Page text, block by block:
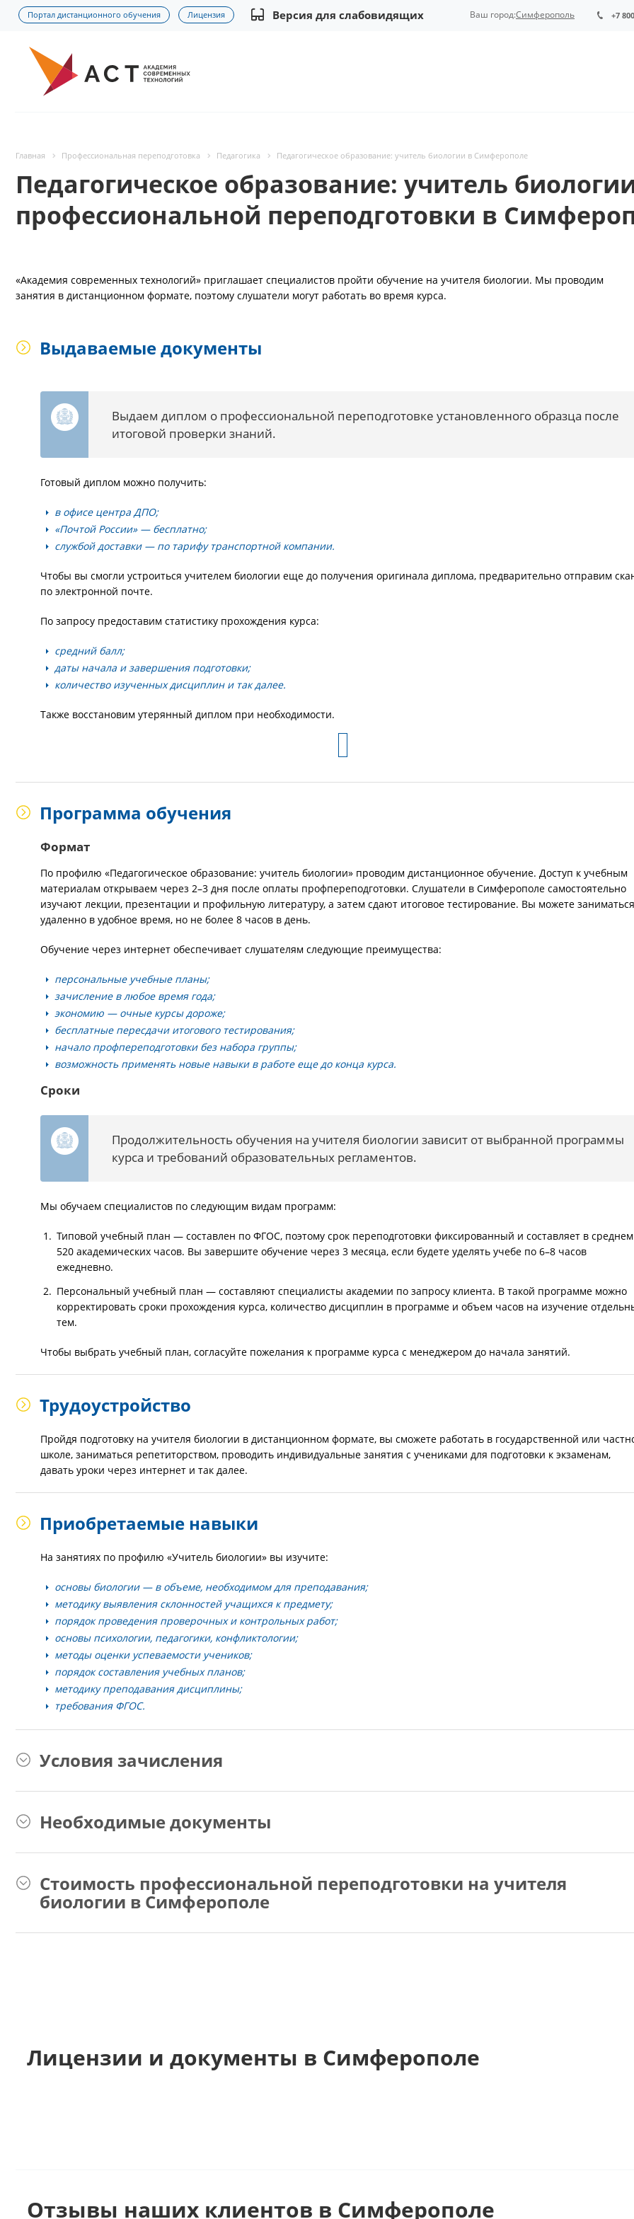
Портал дистанционного обучения Лицензия Версия для слабовидящих +7
Ваш город:Симферополь
Главная Профессиональная переподготовка Педагогика Педагогическое образование: учитель биологии в Симферополе
Педагогическое образование: учитель
профессиональной переподготовки в
«Академия современных технологий» приглашает специалистов пройти обучение на учителя биологии. Мы проводим
занятия в дистанционном формате, поэтому слушатели могут работать во время курса.
Выдаваемые документы
Выдаем диплом о профессиональной переподготовке установленного образца после
итоговой проверки знаний.
Готовый диплом можно получить:
в офисе центра ДПО;
«Почтой России» — бесплатно;
службой доставки — по тарифу транспортной компании.
Чтобы вы смогли устроиться учителем биологии еще до получения оригинала диплома, предварительно отправим
по электронной почте.
По запросу предоставим статистику прохождения курса:
средний балл;
даты начала и завершения подготовки;
количество изученных дисциплин и так далее.
Также восстановим утерянный диплом при необходимости.
Программа обучения
Формат
По профилю «Педагогическое образование: учитель биологии» проводим дистанционное обучение. Доступ к учебным
материалам открываем через 2–3 дня после оплаты профпереподготовки. Слушатели в Симферополе самостоятельно
изучают лекции, презентации и профильную литературу, а затем сдают итоговое тестирование. Вы можете заниматься
удаленно в удобное время, но не более 8 часов в день.
Обучение через интернет обеспечивает слушателям следующие преимущества:
персональные учебные планы;
зачисление в любое время года;
экономию — очные курсы дороже;
бесплатные пересдачи итогового тестирования;
начало профпереподготовки без набора группы;
возможность применять новые навыки в работе еще до конца курса.
Сроки
Продолжительность обучения на учителя биологии зависит от выбранной программы
курса и требований образовательных регламентов.
Мы обучаем специалистов по следующим видам программ:
Типовой учебный план — составлен по ФГОС, поэтому срок переподготовки фиксированный и составляет в среднем
520 академических часов. Вы завершите обучение через 3 месяца, если будете уделять учебе по 6–8 часов
ежедневно.
Персональный учебный план — составляют специалисты академии по запросу клиента. В такой программе можно
корректировать сроки прохождения курса, количество дисциплин в программе и объем часов на изучение
тем.
Чтобы выбрать учебный план, согласуйте пожелания к программе курса с менеджером до начала занятий.
Трудоустройство
Пройдя подготовку на учителя биологии в дистанционном формате, вы сможете работать в государственной или
школе, заниматься репетиторством, проводить индивидуальные занятия с учениками для подготовки к экзаменам,
давать уроки через интернет и так далее.
Приобретаемые навыки
На занятиях по профилю «Учитель биологии» вы изучите:
основы биологии — в объеме, необходимом для преподавания;
методику выявления склонностей учащихся к предмету;
порядок проведения проверочных и контрольных работ;
основы психологии, педагогики, конфликтологии;
методы оценки успеваемости учеников;
порядок составления учебных планов;
методику преподавания дисциплины;
требования ФГОС.
Условия зачисления
Необходимые документы
Стоимость профессиональной переподготовки на учителя
биологии в Симферополе
Лицензии и документы в Симферополе
Отзывы наших клиентов в Симферополе